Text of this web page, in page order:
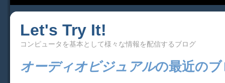
Let's Try It!
コンピュータを基本として様々な情報を配信するブログ
オーディオビジュアルの最近の